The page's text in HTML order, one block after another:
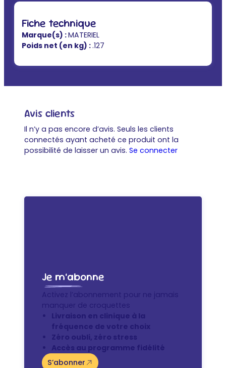
Fiche technique
Marque(s) :MATERIEL
Poids net (en kg) :.127
Avis clients
Il n’y a pas encore d’avis. Seuls les clients
connectés ayant acheté ce produit ont la
possibilité de laisser un avis. Se connecter
Je m’abonne
Activez l’abonnement pour ne jamais
manquer de croquettes
Livraison en clinique à la
fréquence de votre choix
Zéro oubli, zéro stress
Accès au programme fidélité
S’abonner